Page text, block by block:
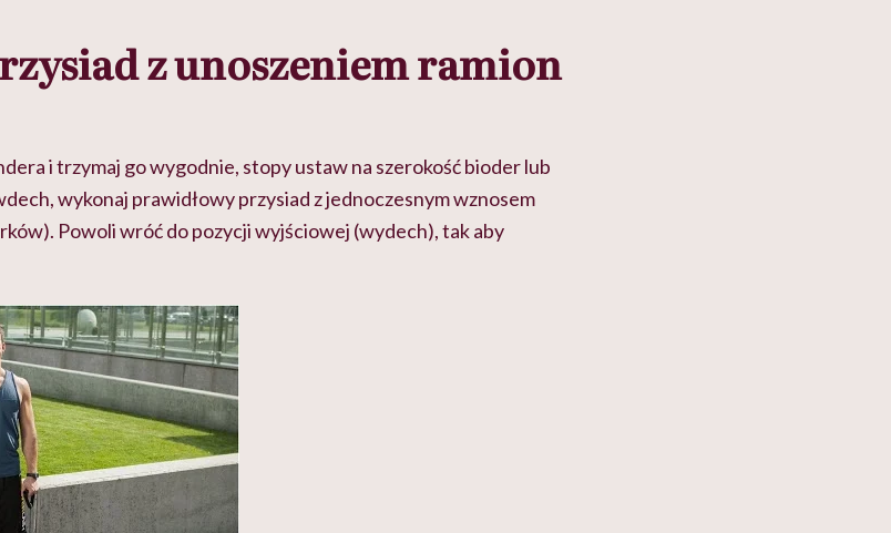
z unoszeniem ramion
i trzymaj go wygodnie, stopy ustaw na szerokość bioder lub
wykonaj prawidłowy przysiad z jednoczesnym wznosem
Powoli wróć do pozycji wyjściowej (wydech), tak aby